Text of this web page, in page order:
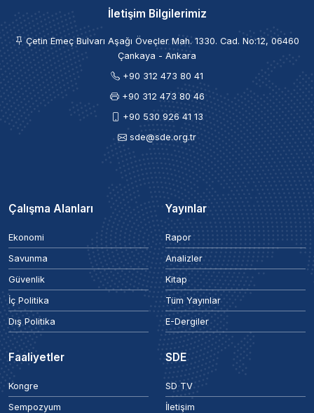
İletişim Bilgilerimiz
Çetin Emeç Bulvarı Aşağı Öveçler Mah. 1330. Cad. No:12, 06460
Çankaya - Ankara
+90 312 473 80 41
+90 312 473 80 46
+90 530 926 41 13
sde@sde.org.tr
Çalışma Alanları
Ekonomi
Savunma
Güvenlik
İç Politika
Dış Politika
Yayınlar
Rapor
Analizler
Kitap
Tüm Yayınlar
E-Dergiler
Faaliyetler
Kongre
Sempozyum
SDE
SD TV
İletişim